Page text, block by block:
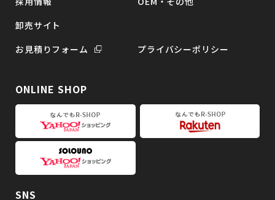
卸売サイト
お見積りフォーム
プライバシーポリシー
ONLINE SHOP
SNS